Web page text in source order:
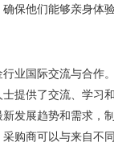
保他们能够亲身体
业国际交流与合作
提供了交流、学习
发展趋势和需求，
购商可以与来自不